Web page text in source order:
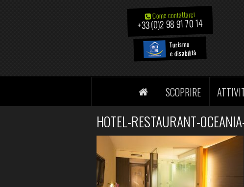
Come contattarci
+33 (0)2 98 91 70 14
Turismo
e disabilità
SCOPRIRE
HOTEL-RESTAURANT-